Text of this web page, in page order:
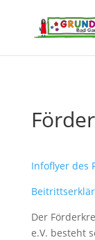
Infoflyer des
Der
e.V. besteht